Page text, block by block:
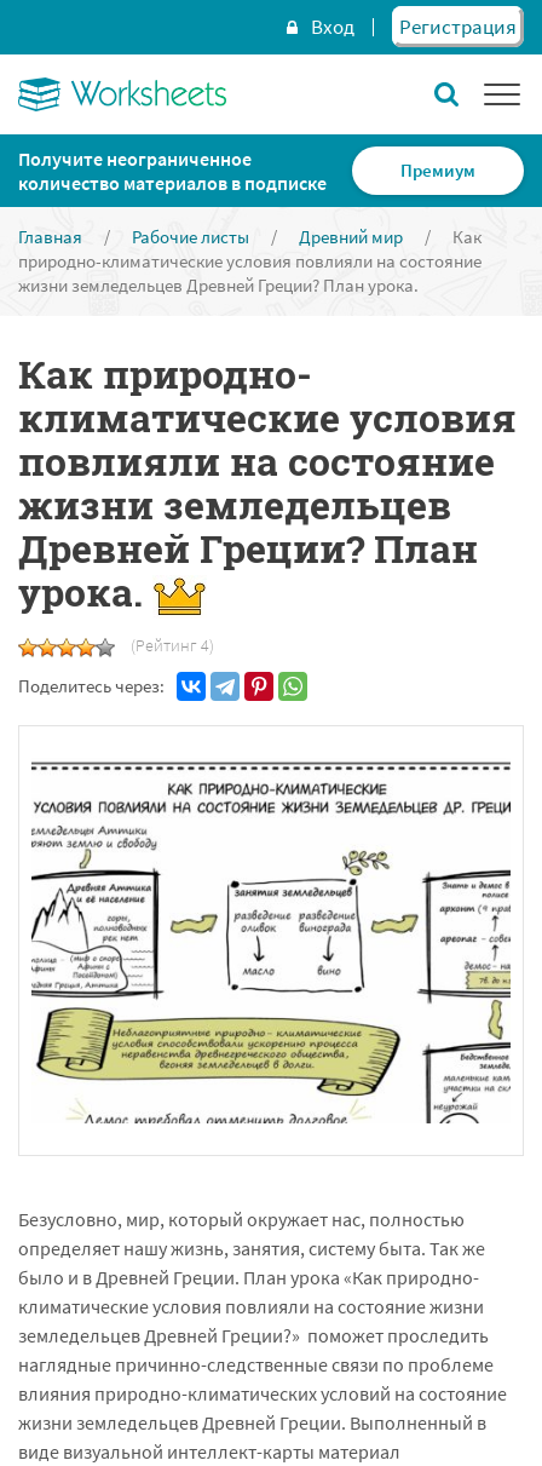
Вход Регистрация
Получите неограниченное
количество материалов в подписке
Премиум
Главная / Рабочие листы / Древний мир /
Как
природно-климатические условия повлияли на состояние
жизни земледельцев Древней Греции? План урока.
Как природно-
климатические условия
повлияли на состояние
жизни земледельцев
Древней Греции? План
урока.
(Рейтинг 4)
Поделитесь через:
Безусловно, мир, который окружает нас, полностью
определяет нашу жизнь, занятия, систему быта. Так же
было и в Древней Греции. План урока «Как природно-
климатические условия повлияли на состояние жизни
земледельцев Древней Греции?» поможет проследить
наглядные причинно-следственные связи по проблеме
влияния природно-климатических условий на состояние
жизни земледельцев Древней Греции. Выполненный в
виде визуальной интеллект-карты материал